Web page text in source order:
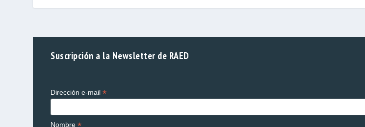
Suscripción a la Newsletter de RAED
Dirección e-mail*
Nombre